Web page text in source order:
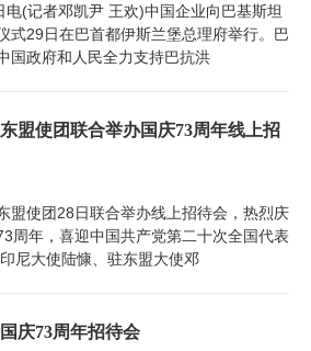
(记者邓凯尹 王欢)中国企业向巴基斯坦
式29日在巴首都伊斯兰堡总理府举行。巴
国政府和人民全力支持巴抗洪
盟使团联合举办国庆73周年线上招
盟使团28日联合举办线上招待会，热烈庆
周年，喜迎中国共产党第二十次全国代表
尼大使陆慷、驻东盟大使邓
庆73周年招待会